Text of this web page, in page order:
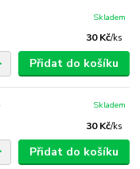
30 Kč/ks
Skladem
Přidat do košíku
30 Kč/ks
Skladem
Přidat do košíku